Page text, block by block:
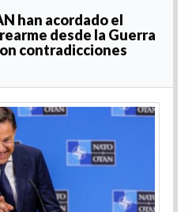
han acordado el
desde la Guerra
contradicciones